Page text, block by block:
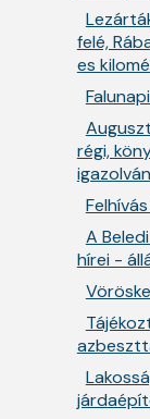
felé,
es
régi,
A
hírei -